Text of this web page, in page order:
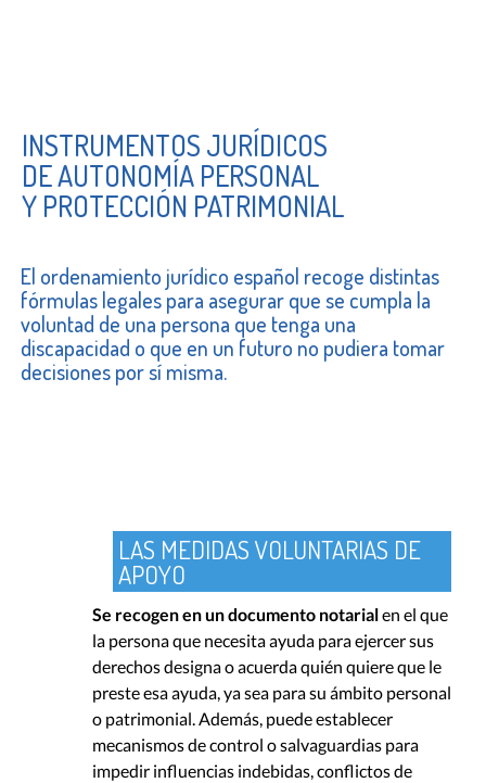
INSTRUMENTOS JURÍDICOS
DE AUTONOMÍA PERSONAL
Y PROTECCIÓN PATRIMONIAL
El ordenamiento jurídico español recoge distintas
fórmulas legales para asegurar que se cumpla la
voluntad de una persona que tenga una
discapacidad o que en un futuro no pudiera tomar
decisiones por sí misma.
LAS MEDIDAS VOLUNTARIAS DE
APOYO
Se recogen en un documento notarialen el que
la persona que necesita ayuda para ejercer sus
derechos designa o acuerda quién quiere que le
preste esa ayuda, ya sea para su ámbito personal
o patrimonial. Además, puede establecer
mecanismos de control o salvaguardias para
impedir influencias indebidas, conflictos de